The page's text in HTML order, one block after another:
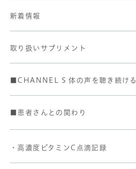
新着情報
取り扱いサプリメント
■CHANNEL S 体の声を聴き続ける
■患者さんとの関わり
・高濃度ビタミンC点滴記録